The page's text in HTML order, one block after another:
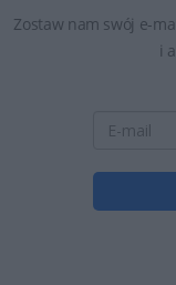
Zostaw nam swój e-
i